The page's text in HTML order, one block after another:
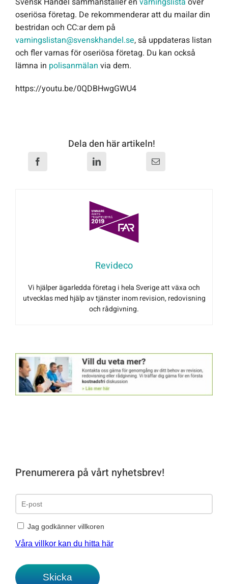
oseriösa företag. De rekommenderar att du mailar din
bestridan och CC:ar dem på
varningslistan@svenskhandel.se, så uppdateras listan
och fler varnas för oseriösa företag. Du kan också
lämna in polisanmälan via dem.
https://youtu.be/0QDBHwgGWU4
Dela den här artikeln!
Revideco
Vi hjälper ägarledda företag i hela Sverige att växa och
utvecklas med hjälp av tjänster inom revision, redovisning
och rådgivning.
Prenumerera på vårt nyhetsbrev!